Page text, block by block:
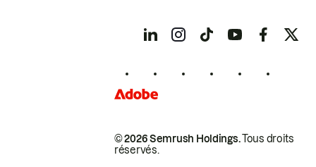
© 2026 Semrush Holdings.Tous droits
réservés.